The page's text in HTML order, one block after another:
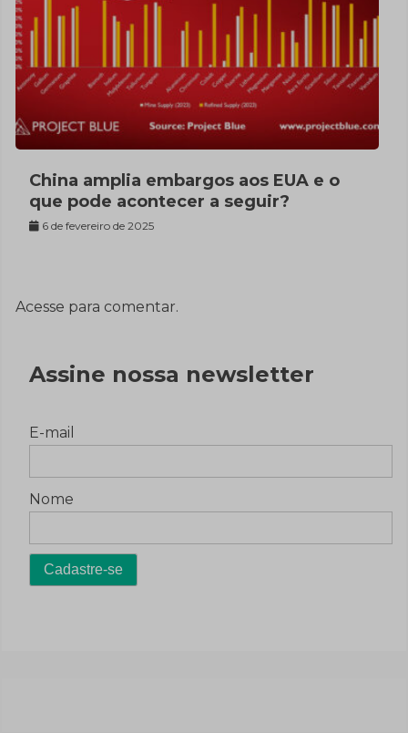
China amplia embargos aos EUA e o
que pode acontecer a seguir?
6 de fevereiro de 2025
Acesse para comentar.
Assine nossa newsletter
E-mail
Nome